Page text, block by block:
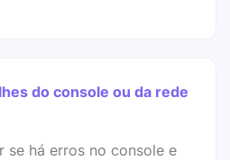
do console ou da rede
se há erros no console e